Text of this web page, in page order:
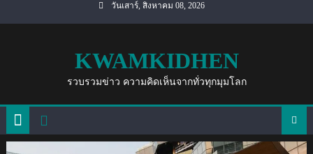
วันเสาร์, สิงหาคม 08, 2026
KWAMKIDHEN
รวบรวมข่าว ความคิดเห็นจากทั่วทุกมุมโลก